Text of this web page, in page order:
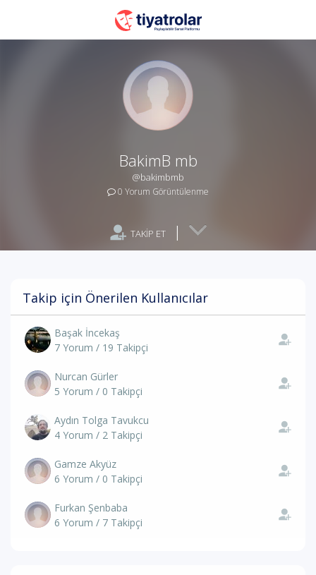
BakimB mb
@bakimbmb
0 Yorum Görüntülenme
TAKİP ET |
Takip için Önerilen Kullanıcılar
Başak İncekaş
7 Yorum / 19 Takipçi
Nurcan Gürler
5 Yorum / 0 Takipçi
Aydın Tolga Tavukcu
4 Yorum / 2 Takipçi
Gamze Akyüz
6 Yorum / 0 Takipçi
Furkan Şenbaba
6 Yorum / 7 Takipçi